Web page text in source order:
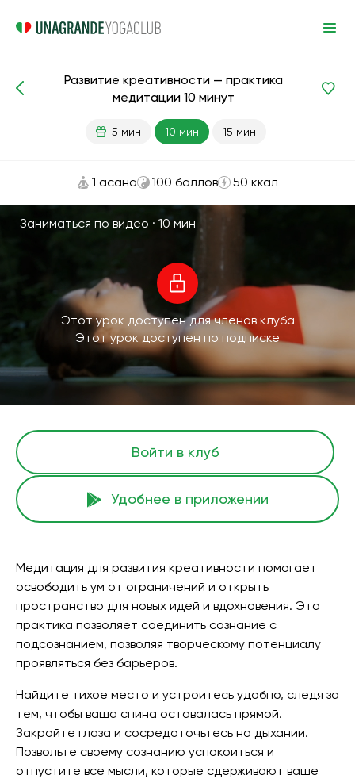
Медитации и дыхание Креативность
Развитие креативности — практика
медитации 10 минут
5 мин 10 мин 15 мин
1 асана 100 баллов 50 ккал
Заниматься по видео · 10 мин
Этот урок доступен для членов клуба
Этот урок доступен по подписке
Войти в клуб
Удобнее в приложении
Медитация для развития креативности помогает
освободить ум от ограничений и открыть
пространство для новых идей и вдохновения. Эта
практика позволяет соединить сознание с
подсознанием, позволяя творческому потенциалу
проявляться без барьеров.
Найдите тихое место и устроитесь удобно, следя за
тем, чтобы ваша спина оставалась прямой.
Закройте глаза и сосредоточьтесь на дыхании.
Позвольте своему сознанию успокоиться и
отпустите все мысли, которые сдерживают ваше